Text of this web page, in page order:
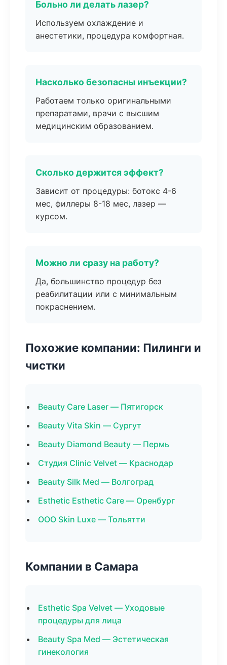
Больно ли делать лазер?
Используем охлаждение и
анестетики, процедура комфортная.
Насколько безопасны инъекции?
Работаем только оригинальными
препаратами, врачи с высшим
медицинским образованием.
Сколько держится эффект?
Зависит от процедуры: ботокс 4-6
мес, филлеры 8-18 мес, лазер —
курсом.
Можно ли сразу на работу?
Да, большинство процедур без
реабилитации или с минимальным
покраснением.
Похожие компании: Пилинги и
чистки
Beauty Care Laser — Пятигорск
Beauty Vita Skin — Сургут
Beauty Diamond Beauty — Пермь
Студия Clinic Velvet — Краснодар
Beauty Silk Med — Волгоград
Esthetic Esthetic Care — Оренбург
ООО Skin Luxe — Тольятти
Компании в Самара
Esthetic Spa Velvet — Уходовые
процедуры для лица
Beauty Spa Med — Эстетическая
гинекология